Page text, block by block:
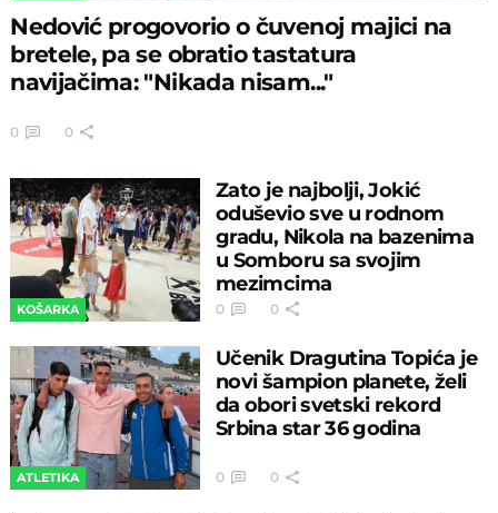
Nedović progovorio o čuvenoj majici na
bretele, pa se obratio tastatura
navijačima: "Nikada nisam..."
0 0
KOŠARKA
Zato je najbolji, Jokić
oduševio sve u rodnom
gradu, Nikola na bazenima
u Somboru sa svojim
mezimcima
0 0
ATLETIKA
Učenik Dragutina Topića je
novi šampion planete, želi
da obori svetski rekord
Srbina star 36 godina
0 0